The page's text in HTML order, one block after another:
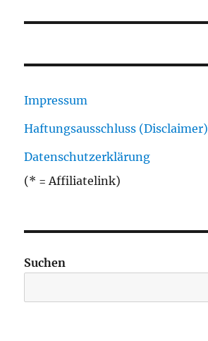
Impressum
Haftungsausschluss (Disclaimer)
Datenschutzerklärung
(* = Affiliatelink)
Suchen